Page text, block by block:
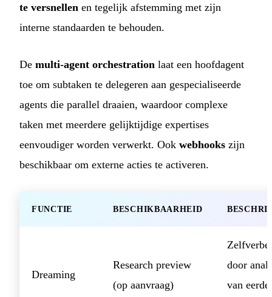
te versnellen en tegelijk afstemming met zijn
interne standaarden te behouden.
De multi-agent orchestration laat een hoofdagent
toe om subtaken te delegeren aan gespecialiseerde
agents die parallel draaien, waardoor complexe
taken met meerdere gelijktijdige expertises
eenvoudiger worden verwerkt. Ook webhooks zijn
beschikbaar om externe acties te activeren.
FUNCTIE BESCHIKBAARHEID
Dreaming
Research preview
(op aanvraag)
door
van